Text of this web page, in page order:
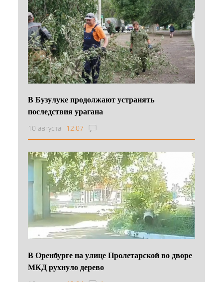
В Бузулуке продолжают устранять
последствия урагана
10 августа 12:07
В Оренбурге на улице Пролетарской во дворе
МКД рухнуло дерево